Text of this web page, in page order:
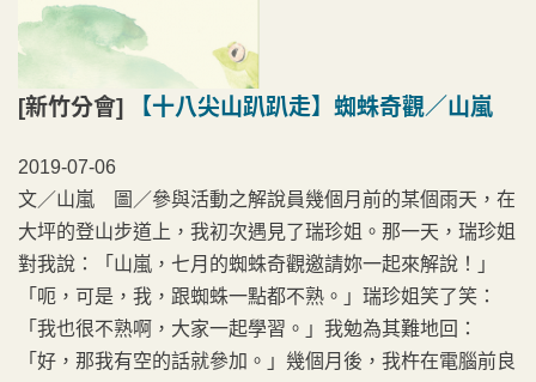
[新竹分會] 【十八尖山趴趴走】蜘蛛奇觀／山嵐
2019-07-06
文／山嵐 圖／參與活動之解說員幾個月前的某個雨天，在
大坪的登山步道上，我初次遇見了瑞珍姐。那一天，瑞珍姐
對我說：「山嵐，七月的蜘蛛奇觀邀請妳一起來解說！」
「呃，可是，我，跟蜘蛛一點都不熟。」瑞珍姐笑了笑：
「我也很不熟啊，大家一起學習。」我勉為其難地回：
「好，那我有空的話就參加。」幾個月後，我杵在電腦前良